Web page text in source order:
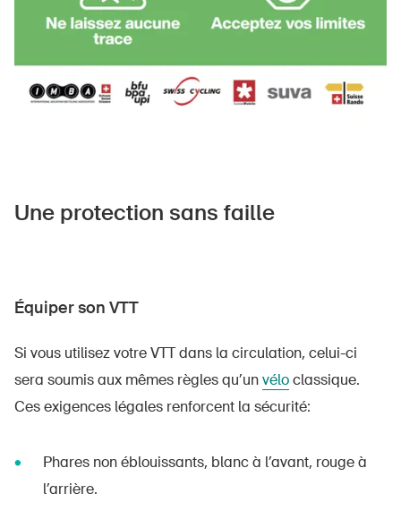
Une protection sans faille
Équiper son VTT
Si vous utilisez votre VTT dans la circulation, celui-ci
sera soumis aux mêmes règles qu’unvéloclassique.
Ces exigences légales renforcent la sécurité:
Phares non éblouissants, blanc à l’avant, rouge à
l’arrière.